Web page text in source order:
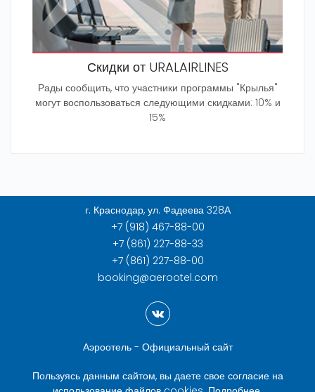
Скидки от URALAIRLINES
Рады сообщить, что участники программы "Крылья"
могут воспользоваться следующими скидками: 10% и
15%
г. Краснодар, ул. Фадеева 328А
+7 (918) 467-88-00
+7 (861) 227-88-33
+7 (861) 227-88-00
booking@aerootel.com
Аэроотель - Официальный сайт
Пользуясь данным сайтом, вы даете свое согласие на